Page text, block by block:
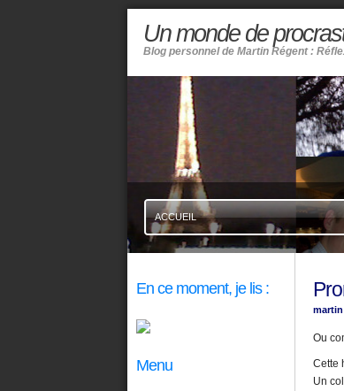
Un monde de
Blog personnel de Martin Régent :
ACCUEIL
martin
Ou
Cette
Un
En ce moment, je lis :
Menu